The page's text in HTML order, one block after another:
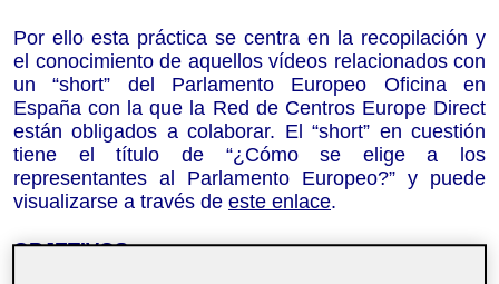
Por ello esta práctica se centra en la recopilación y
el conocimiento de aquellos vídeos relacionados con
un “short” del Parlamento Europeo Oficina en
España con la que la Red de Centros Europe Direct
están obligados a colaborar. El “short” en cuestión
tiene el título de “¿Cómo se elige a los
representantes al Parlamento Europeo?” y puede
visualizarse a través de este enlace.
OBJETIVOS